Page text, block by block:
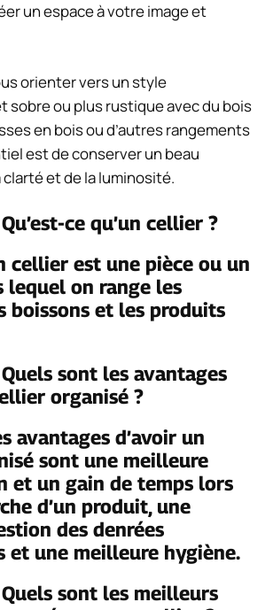
un espace à votre image et
orienter vers un style
sobre ou plus rustique avec du bois
en bois ou d’autres rangements
est de conserver un beau
et de la luminosité.
ce qu’un cellier ?
cellier est une pièce ou un
lequel on range les
boissons et les produits
sont les avantages
organisé ?
avantages d’avoir un
sont une meilleure
et un gain de temps lors
d’un produit, une
des denrées
et une meilleure hygiène.
sont les meilleurs